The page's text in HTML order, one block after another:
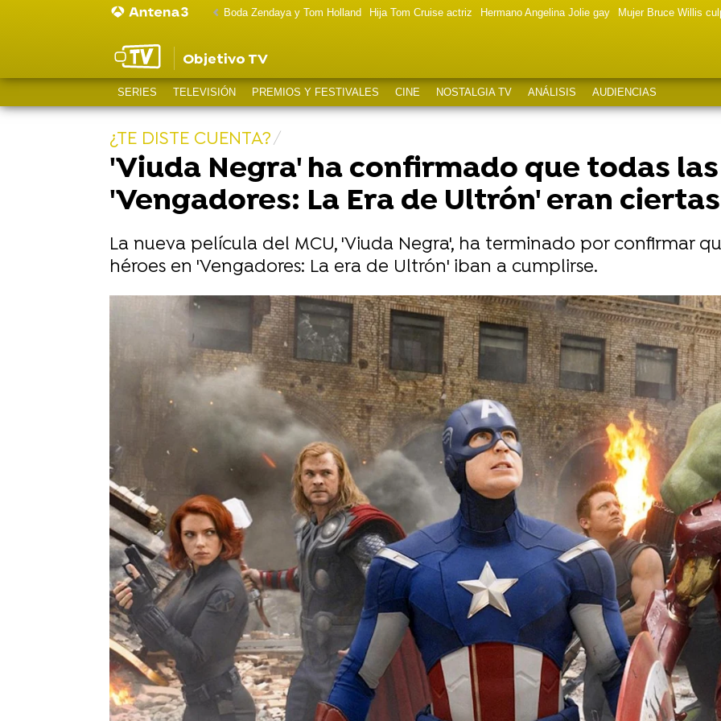
Boda Zendaya y Tom Holland Hija Tom Cruise actriz Hermano Angelina Jolie gay Mujer Bruce Willis
Objetivo TV
SERIES TELEVISIÓN PREMIOS Y FESTIVALES CINE NOSTALGIA TV ANÁLISIS AUDIENCIAS
¿TE DISTE CUENTA?
'Viuda Negra' ha confirmado que todas
'Vengadores: La Era de Ultrón' eran ciertas
La nueva película del MCU, 'Viuda Negra', ha terminado por confirmar
héroes en 'Vengadores: La era de Ultrón' iban a cumplirse.
Se Estrena
Madrid
Publicado:06 de agosto de 2021, 15:36
WhatsappFacebook
X
Más información
Scarlett Johansson
revela quién fue el
único Vengador que
no se hizo con ellos un
'Viuda Negra
' se estrenó hace unas semanas
siendo la última película del MCU en continuar con
la saga del infinito. En esta nueva entrega
disfrutamos por última vez de Scarlett Johansson